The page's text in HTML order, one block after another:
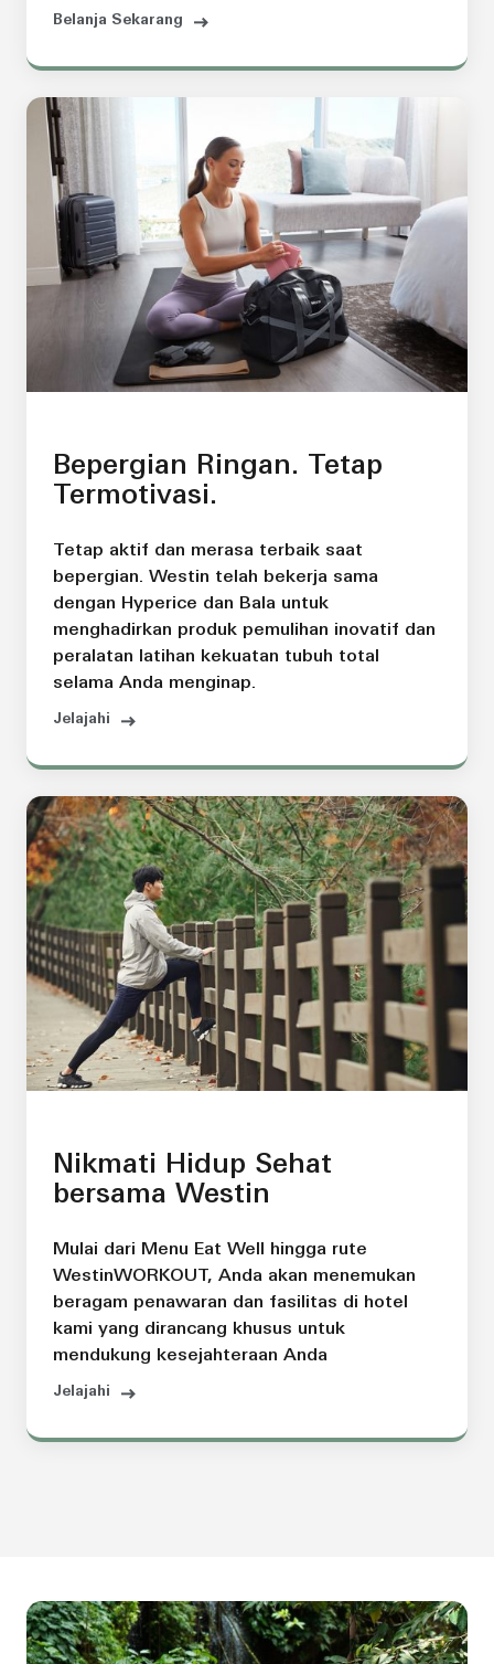
Belanja Sekarang
Bepergian Ringan. Tetap
Termotivasi.
Tetap aktif dan merasa terbaik saat
bepergian. Westin telah bekerja sama
dengan Hyperice dan Bala untuk
menghadirkan produk pemulihan inovatif dan
peralatan latihan kekuatan tubuh total
selama Anda menginap.
Jelajahi
Nikmati Hidup Sehat
bersama Westin
Mulai dari Menu Eat Well hingga rute
WestinWORKOUT, Anda akan menemukan
beragam penawaran dan fasilitas di hotel
kami yang dirancang khusus untuk
mendukung kesejahteraan Anda
Jelajahi